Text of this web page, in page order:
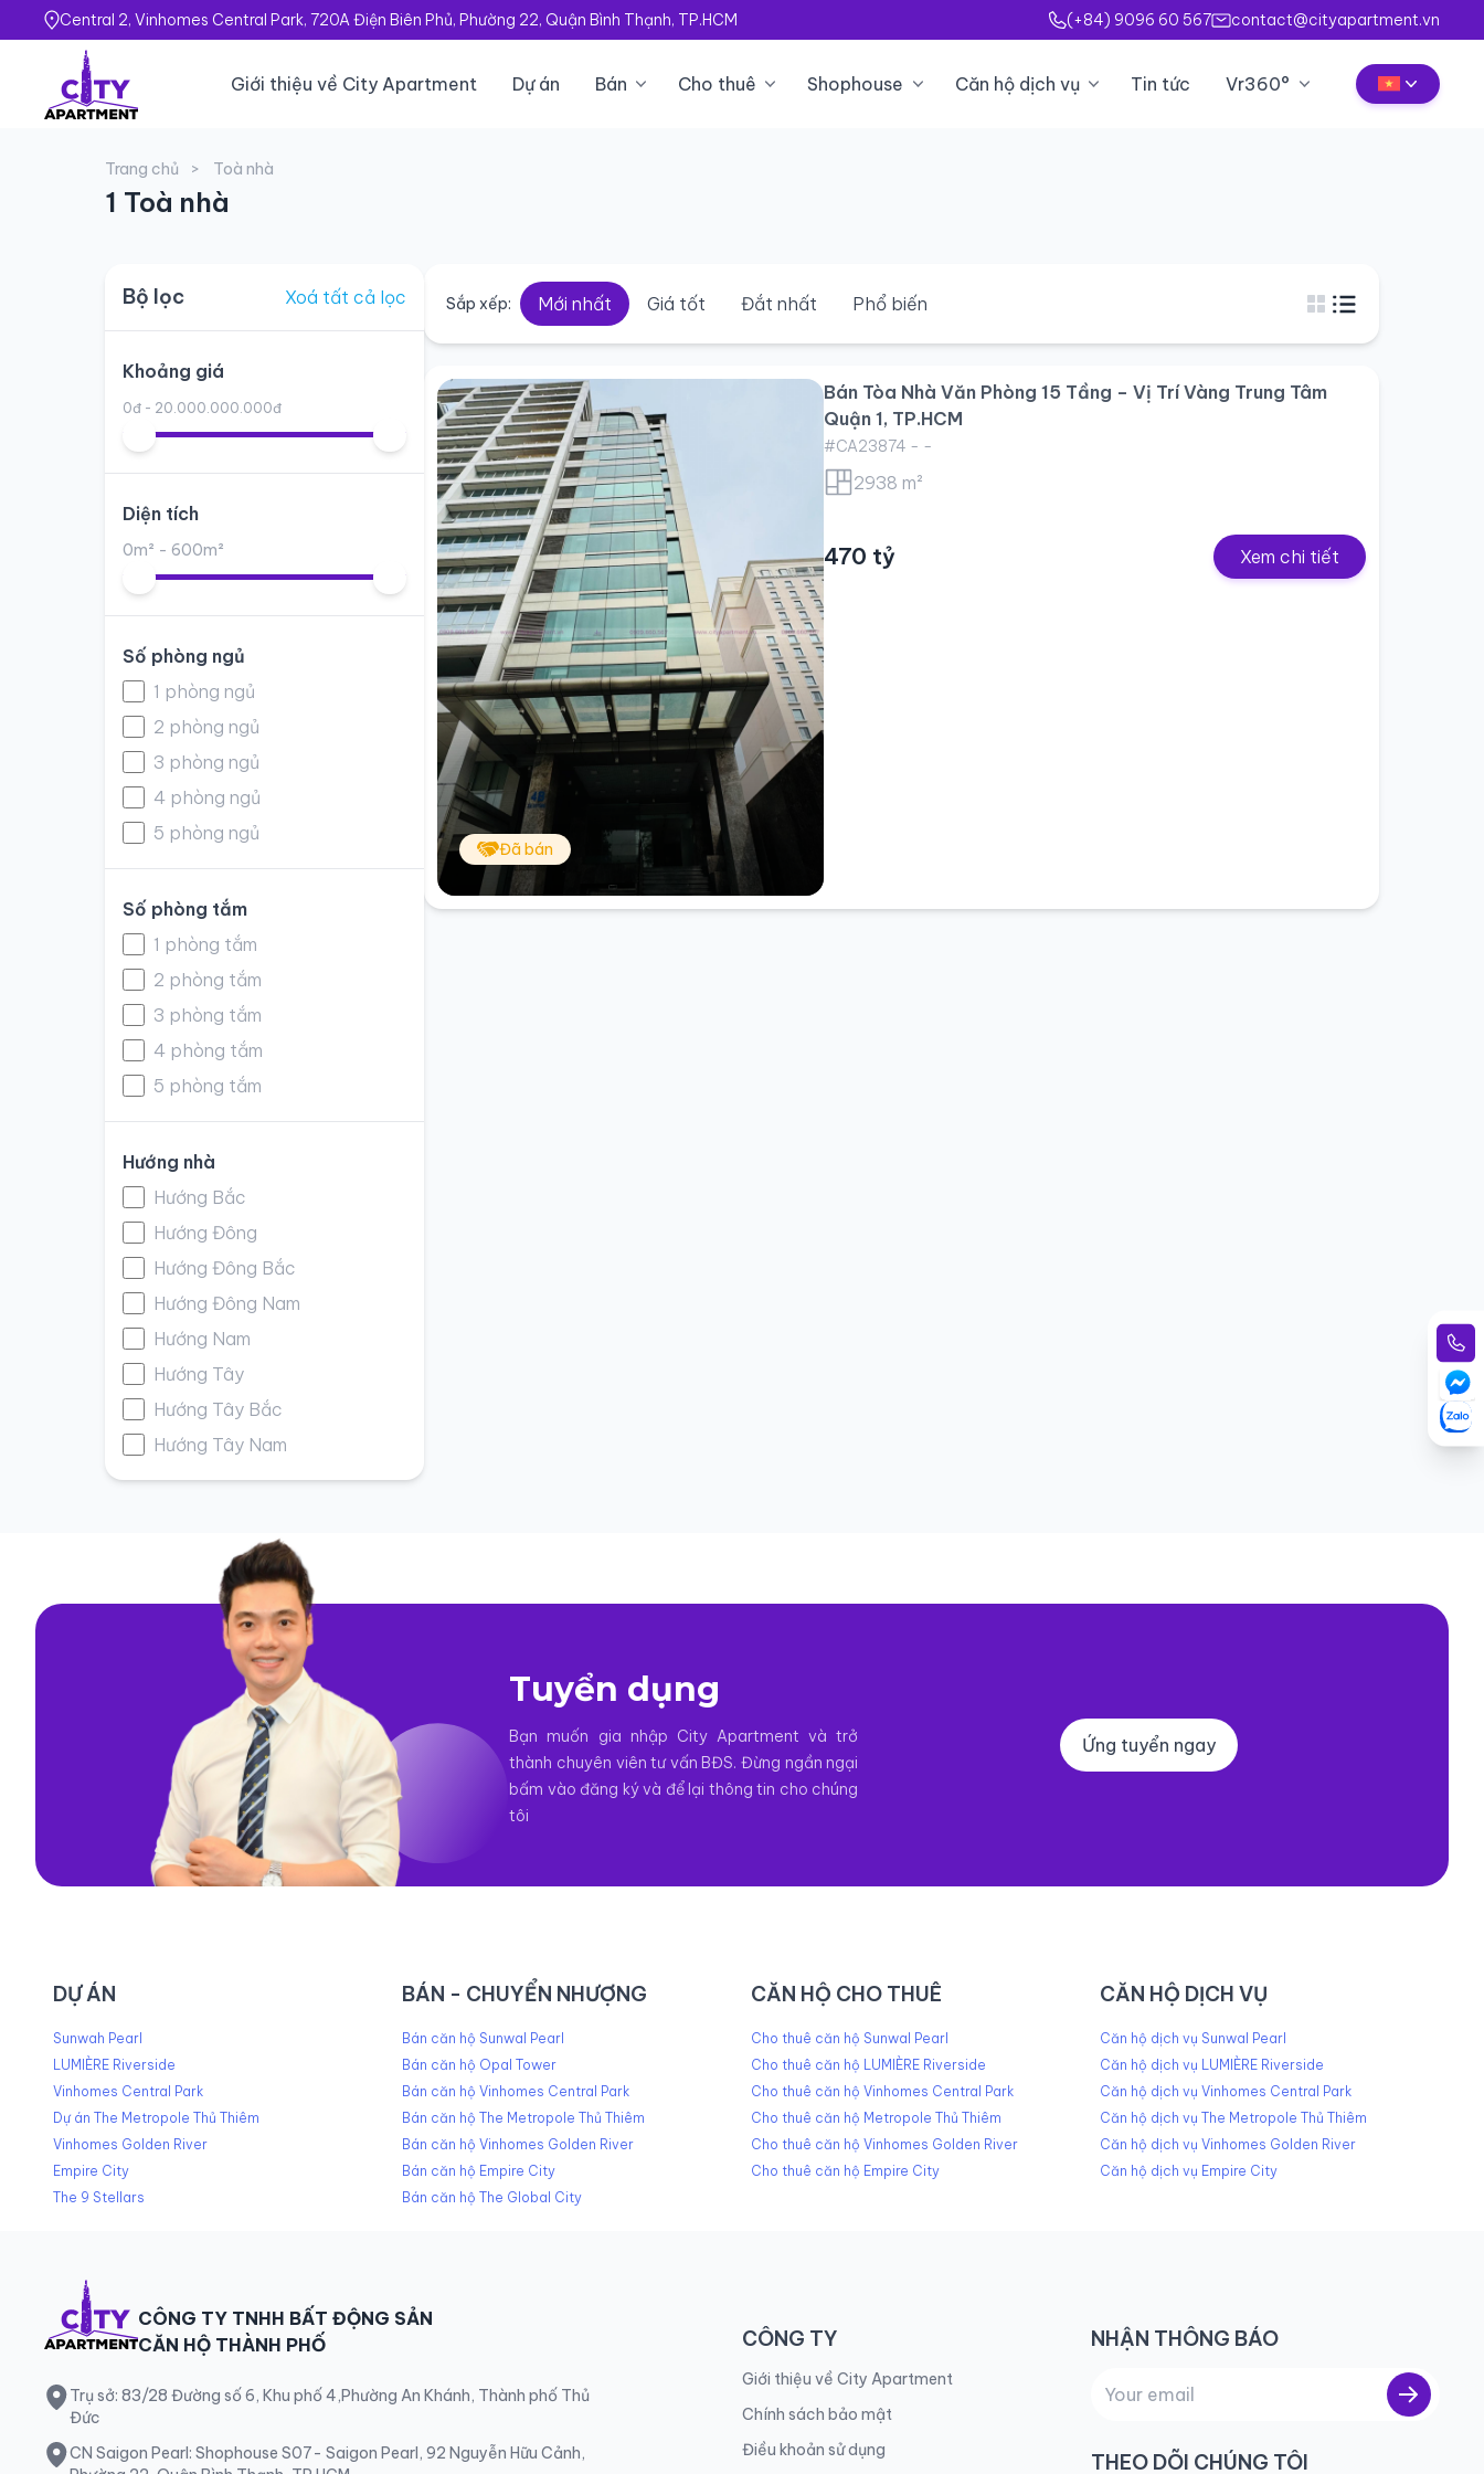
Central 2, Vinhomes Central Park, 720A Điện Biên Phủ, Phường 22, Quận Bình Thạnh, TP.HCM (+84) 9096 60 567 contact@cityapartment.vn
Giới thiệu về City Apartment Dự án Bán Cho thuê Shophouse Căn hộ dịch vụ Tin tức Vr360°
Trang chủ Toà nhà
1 Toà nhà
Sắp xếp: Mới nhất Giá tốt Đắt nhất Phổ biến
Đã bán
Bán Tòa Nhà Văn Phòng 15 Tầng – Vị Trí Vàng Trung Tâm
Quận 1, TP.HCM
#CA23874 - -
2938 m²
470 tỷ Xem chi tiết
Bộ lọc Xoá tất cả lọc
Khoảng giá
0đ - 20.000.000.000đ
Diện tích
0m² - 600m²
Số phòng ngủ
1 phòng ngủ
2 phòng ngủ
3 phòng ngủ
4 phòng ngủ
5 phòng ngủ
Số phòng tắm
1 phòng tắm
2 phòng tắm
3 phòng tắm
4 phòng tắm
5 phòng tắm
Hướng nhà
Hướng Bắc
Hướng Đông
Hướng Đông Bắc
Hướng Đông Nam
Hướng Nam
Hướng Tây
Hướng Tây Bắc
Hướng Tây Nam
Tuyển dụng
Bạn muốn gia nhập City Apartment và trở
thành chuyên viên tư vấn BĐS. Đừng ngần ngại
bấm vào đăng ký và để lại thông tin cho chúng
tôi
Ứng tuyển ngay
DỰ ÁN
Sunwah Pearl
LUMIÈRE Riverside
Vinhomes Central Park
Dự án The Metropole Thủ Thiêm
Vinhomes Golden River
Empire City
The 9 Stellars
BÁN - CHUYỂN NHƯỢNG
Bán căn hộ Sunwal Pearl
Bán căn hộ Opal Tower
Bán căn hộ Vinhomes Central Park
Bán căn hộ The Metropole Thủ Thiêm
Bán căn hộ Vinhomes Golden River
Bán căn hộ Empire City
Bán căn hộ The Global City
CĂN HỘ CHO THUÊ
Cho thuê căn hộ Sunwal Pearl
Cho thuê căn hộ LUMIÈRE Riverside
Cho thuê căn hộ Vinhomes Central Park
Cho thuê căn hộ Metropole Thủ Thiêm
Cho thuê căn hộ Vinhomes Golden River
Cho thuê căn hộ Empire City
CĂN HỘ DỊCH VỤ
Căn hộ dịch vụ Sunwal Pearl
Căn hộ dịch vụ LUMIÈRE Riverside
Căn hộ dịch vụ Vinhomes Central Park
Căn hộ dịch vụ The Metropole Thủ Thiêm
Căn hộ dịch vụ Vinhomes Golden River
Căn hộ dịch vụ Empire City
CÔNG TY TNHH BẤT ĐỘNG SẢN
CĂN HỘ THÀNH PHỐ
Trụ sở: 83/28 Đường số 6, Khu phố 4,Phường An Khánh, Thành phố Thủ
Đức
CN Saigon Pearl: Shophouse S07- Saigon Pearl, 92 Nguyễn Hữu Cảnh,
CÔNG TY
Giới thiệu về City Apartment
Chính sách bảo mật
Điều khoản sử dụng
NHẬN THÔNG BÁO
THEO DÕI CHÚNG TÔI